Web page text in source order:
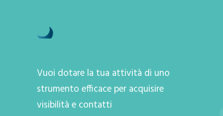
Vuoi dotare la tua attività di uno
strumento efficace per acquisire
visibilità e contatti